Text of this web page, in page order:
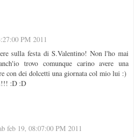
PM 2011
sulla festa di S.Valentino! Non l'ho mai
trovo comunque carino avere una
con dei dolcetti una giornata col mio lui :)
:D :D
feb 19, 08:07:00 PM 2011